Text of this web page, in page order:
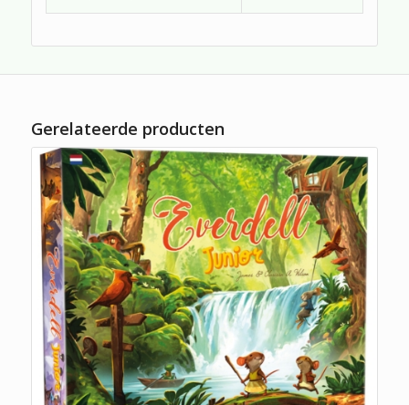
Gerelateerde producten